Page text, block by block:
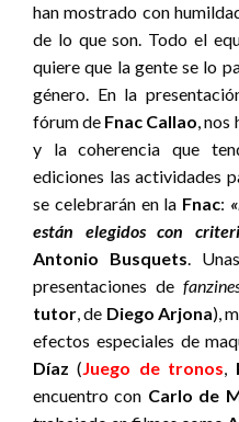
han mostrado con
de lo que son. Todo el
quiere que la gente se lo
género. En la
fórum de Fnac Callao, nos
y la coherencia que
ediciones las actividades
se celebrarán en la Fnac:
están elegidos con
Antonio Busquets.
presentaciones de
tutor, de Diego Arjona),
efectos especiales de
Díaz (Juego de tronos,
encuentro con Carlo de